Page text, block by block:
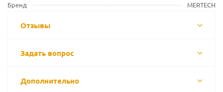
Бренд
MERTECH
Отзывы
Задать вопрос
Дополнительно